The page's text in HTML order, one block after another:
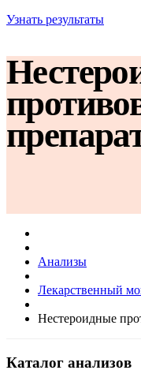
Узнать результаты
Анализы
Лекарственный
Нестероидные
Каталог анализов